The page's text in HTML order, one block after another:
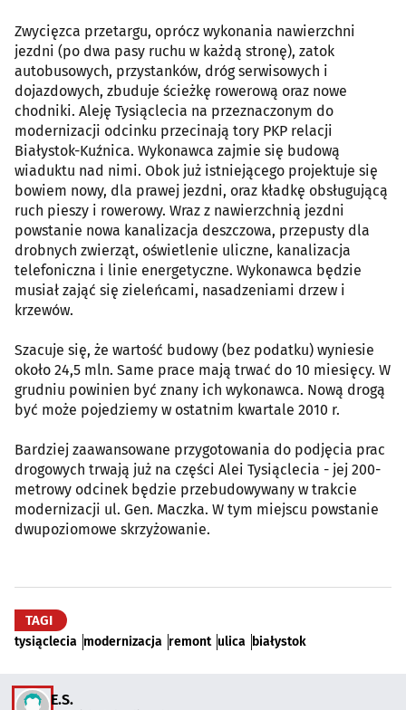
Zwycięzca przetargu, oprócz wykonania nawierzchni
jezdni (po dwa pasy ruchu w każdą stronę), zatok
autobusowych, przystanków, dróg serwisowych i
dojazdowych, zbuduje ścieżkę rowerową oraz nowe
chodniki. Aleję Tysiąclecia na przeznaczonym do
modernizacji odcinku przecinają tory PKP relacji
Białystok-Kuźnica. Wykonawca zajmie się budową
wiaduktu nad nimi. Obok już istniejącego projektuje się
bowiem nowy, dla prawej jezdni, oraz kładkę obsługującą
ruch pieszy i rowerowy. Wraz z nawierzchnią jezdni
powstanie nowa kanalizacja deszczowa, przepusty dla
drobnych zwierząt, oświetlenie uliczne, kanalizacja
telefoniczna i linie energetyczne. Wykonawca będzie
musiał zająć się zieleńcami, nasadzeniami drzew i
krzewów.
Szacuje się, że wartość budowy (bez podatku) wyniesie
około 24,5 mln. Same prace mają trwać do 10 miesięcy. W
grudniu powinien być znany ich wykonawca. Nową drogą
być może pojedziemy w ostatnim kwartale 2010 r.
Bardziej zaawansowane przygotowania do podjęcia prac
drogowych trwają już na części Alei Tysiąclecia - jej 200-
metrowy odcinek będzie przebudowywany w trakcie
modernizacji ul. Gen. Maczka. W tym miejscu powstanie
dwupoziomowe skrzyżowanie.
TAGI
tysiąclecia modernizacja remont ulica białystok
E.S.